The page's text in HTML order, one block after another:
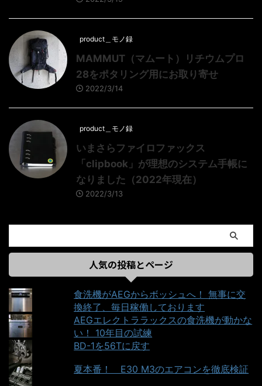
product＿モノ録
MAMMUT（マムート）リチウムプロ
28をポタリング用にお取り寄せ
2022/3/14
product＿モノ録
いまさらファイロファックス
「clipbook」が理想のシステム手帳に
なりました（2022年現在）
2022/3/13
人気の投稿とページ
食洗機がAEGからボッシュへ！ 無事に交
換終了、毎日稼働しております
AEGエレクトララックスの食洗機が動かな
い！ 10年目の試練
BD-1を56Tに戻す
夏本番！ E30 M3のエアコンを徹底検証